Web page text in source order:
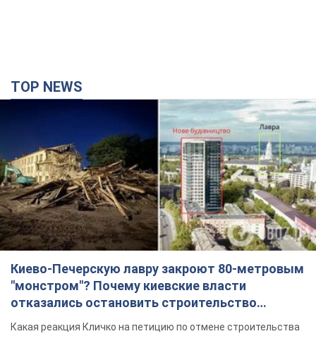
TOP NEWS
Киево-Печерскую лавру закроют 80-метровым
"монстром"? Почему киевские власти
отказались остановить строительство
небоскреба "московского верующего"
Какая реакция Кличко на петицию по отмене строительства